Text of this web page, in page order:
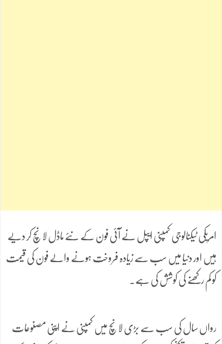
امریکی ٹیکنالوجی کمپنی ایپل نے آئی فون کے نئے ماڈل لانچ کر دیے
ہیں اور دنیا میں سب سے زیادہ فروخت ہونے والے فون کی قیمت
کو کم رکھنے کی کوشش کی ہے۔
رواں سال کی سب سے بڑی لانچ میں کمپنی نے اپنی مصنوعات